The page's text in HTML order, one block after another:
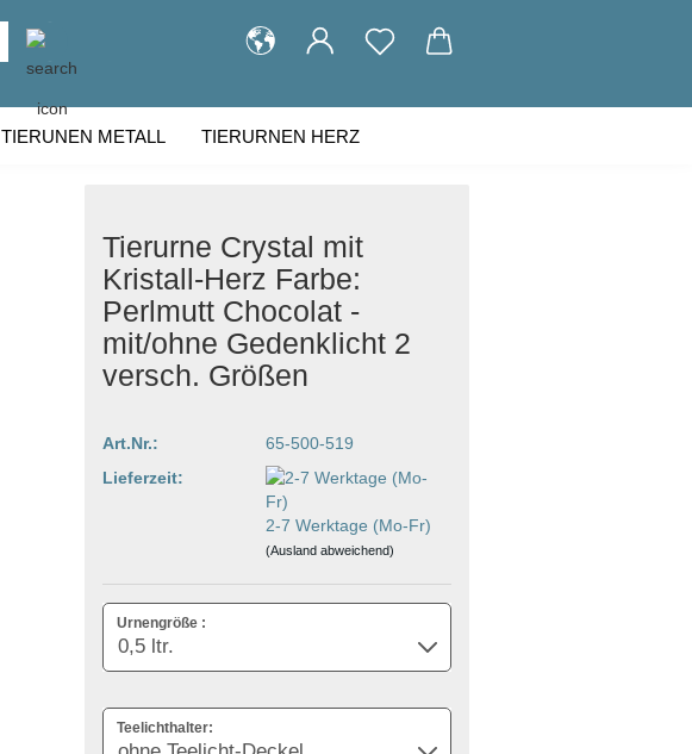
TIERUNEN METALL TIERURNEN HERZ
Tierurne Crystal mit
Kristall-Herz Farbe:
Perlmutt Chocolat -
mit/ohne Gedenklicht 2
versch. Größen
Art.Nr.:
65-500-519
Lieferzeit:
2-7 Werktage (Mo-Fr)
(Ausland abweichend)
Urnengröße :
Teelichthalter: